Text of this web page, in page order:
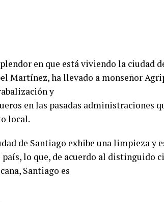
en que está viviendo la ciudad
Martínez, ha llevado a monseñor
y
en las pasadas administraciones
local.
de Santiago exhibe una limpieza y
lo que, de acuerdo al distinguido
Santiago es